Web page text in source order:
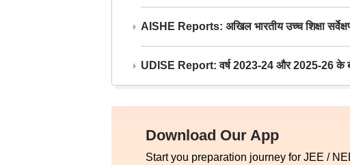
AISHE Reports: अखिल भारतीय उच्च शिक्षा
UDISE Report: वर्ष 2023-24 और 2025-26 के
Download Our App
Start you preparation journey for JEE /